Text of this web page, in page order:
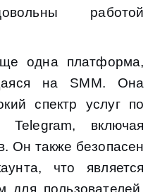
работой
одна платформа,
на SMM. Она
спектр услуг по
включая
Он также безопасен
что является
для пользователей,